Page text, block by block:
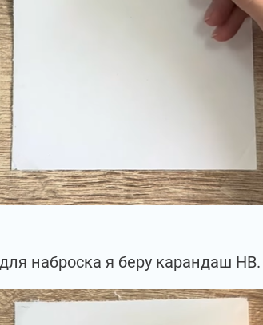
наброска я беру карандаш НВ.